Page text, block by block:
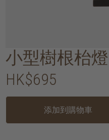
小型樹根枱燈
HK$695
添加到購物車